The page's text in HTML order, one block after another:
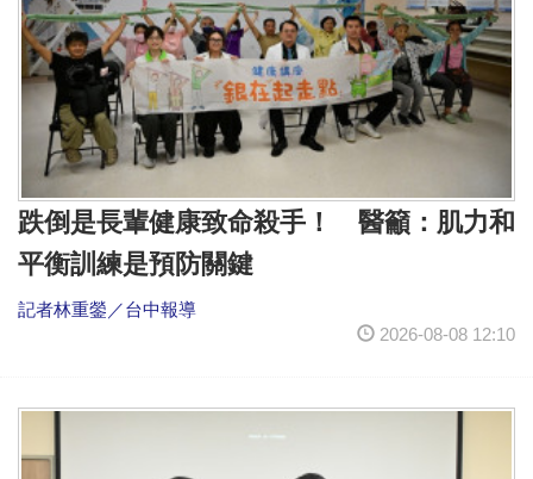
跌倒是長輩健康致命殺手！ 醫籲：肌力和
平衡訓練是預防關鍵
記者林重鎣／台中報導
2026-08-08 12:10